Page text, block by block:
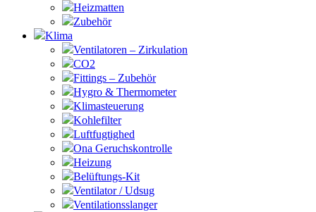
Heizmatten
Zubehör
Klima
Ventilatoren – Zirkulation
CO2
Fittings – Zubehör
Hygro & Thermometer
Klimasteuerung
Kohlefilter
Luftfugtighed
Ona Geruchskontrolle
Heizung
Belüftungs-Kit
Ventilator / Udsug
Ventilationsslanger